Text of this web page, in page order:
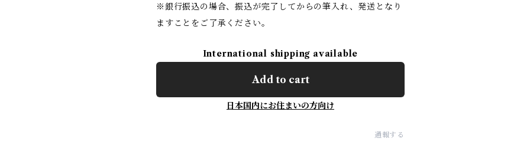
※銀行振込の場合、振込が完了してからの筆入れ、発送となり
ますことをご了承ください。
International shipping available
Add to cart
日本国内にお住まいの方向け
通報する